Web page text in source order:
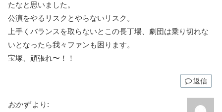
たなと思いました。
公演をやるリスクとやらないリスク。
上手くバランスを取らないとこの長丁場、劇団は乗り切れな
いとなったら我々ファンも困ります。
宝塚、頑張れ〜！！
返信
おかず より: